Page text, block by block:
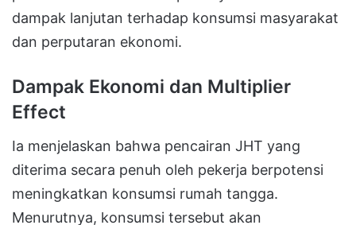
dampak lanjutan terhadap konsumsi masyarakat
dan perputaran ekonomi.
Dampak Ekonomi dan Multiplier
Effect
Ia menjelaskan bahwa pencairan JHT yang
diterima secara penuh oleh pekerja berpotensi
meningkatkan konsumsi rumah tangga.
Menurutnya, konsumsi tersebut akan